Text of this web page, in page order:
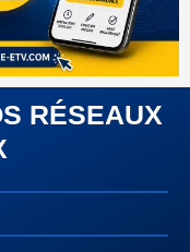
RÉSEAUX